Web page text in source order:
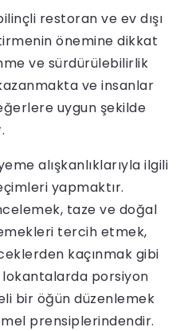
restoran ve ev dışı
önemine dikkat
ve sürdürülebilirlik
ve insanlar
uygun şekilde
alışkanlıklarıyla ilgili
yapmaktır.
taze ve doğal
tercih etmek,
kaçınmak gibi
lokantalarda porsiyon
bir öğün düzenlemek
prensiplerindendir.